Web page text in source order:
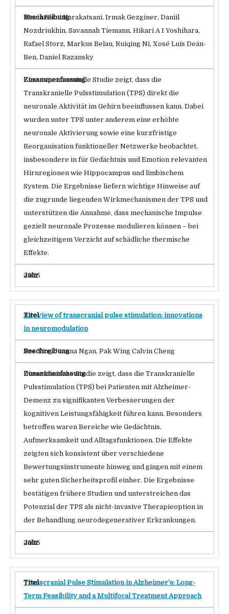
Maria Eleni Karakatsani, Irmak Gezginer, Daniil
Nozdriukhin, Savannah Tiemann, Hikari A I Yoshihara,
Rafael Storz, Markus Belau, Ruiqing Ni, Xosé Luís Deán-
Ben, Daniel Razansky
Eine experimentelle Studie zeigt, dass die
Transkranielle Pulsstimulation (TPS) direkt die
neuronale Aktivität im Gehirn beeinflussen kann. Dabei
wurden unter TPS unter anderem eine erhöhte
neuronale Aktivierung sowie eine kurzfristige
Reorganisation funktioneller Netzwerke beobachtet,
insbesondere in für Gedächtnis und Emotion relevanten
Hirnregionen wie Hippocampus und limbischem
System. Die Ergebnisse liefern wichtige Hinweise auf
die zugrunde liegenden Wirkmechanismen der TPS und
unterstützen die Annahme, dass mechanische Impulse
gezielt neuronale Prozesse modulieren können – bei
gleichzeitigem Verzicht auf schädliche thermische
Effekte.
2025
A review of transcranial pulse stimulation: innovations
in neuromodulation
Sze Ting Joanna Ngan, Pak Wing Calvin Cheng
Diese klinische Studie zeigt, dass die Transkranielle
Pulsstimulation (TPS) bei Patienten mit Alzheimer-
Demenz zu signifikanten Verbesserungen der
kognitiven Leistungsfähigkeit führen kann. Besonders
betroffen waren Bereiche wie Gedächtnis,
Aufmerksamkeit und Alltagsfunktionen. Die Effekte
zeigten sich konsistent über verschiedene
Bewertungsinstrumente hinweg und gingen mit einem
sehr guten Sicherheitsprofil einher. Die Ergebnisse
bestätigen frühere Studien und unterstreichen das
Potenzial der TPS als nicht-invasive Therapieoption in
der Behandlung neurodegenerativer Erkrankungen.
2025
Transcranial Pulse Stimulation in Alzheimer’s: Long-
Term Feasibility and a Multifocal Treatment Approach